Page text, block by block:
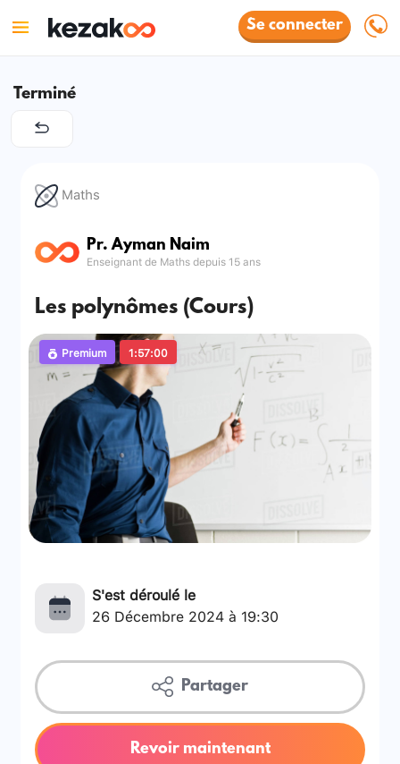
Se connecter
Terminé
Maths
Pr. Ayman Naim
Enseignant de Maths depuis 15 ans
Les polynômes (Cours)
Premium 1:57:00
S'est déroulé le
26 Décembre 2024 à 19:30
Partager
Revoir maintenant